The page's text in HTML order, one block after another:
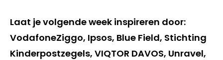
Laat je volgende week inspireren door:
VodafoneZiggo, Ipsos, Blue Field, Stichting
Kinderpostzegels, VIQTOR DAVOS, Unravel,